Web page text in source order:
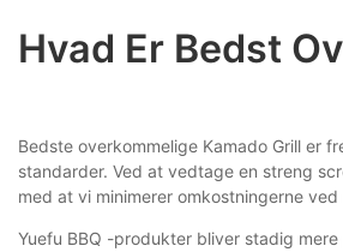
Hvad Er Bedst
Bedste overkommelige Kamado Grill er
standarder. Ved at vedtage en streng
med at vi minimerer omkostningerne ved
Yuefu BBQ -produkter bliver stadig